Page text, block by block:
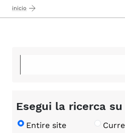
inicio
Esegui la ricerca
Entire site